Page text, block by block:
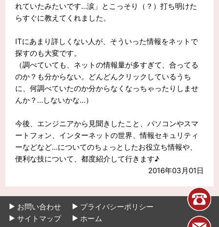
れていたみたいです…涙」とこっそり（？）打ち明けた
らすぐに教えてくれました。
ITにあまり詳しくない人が、そういった情報をネットで
探すのも大変です。
（調べていても、ネットの情報量が多すぎて、合ってる
のか？も分からない。どんどんクリックしているうち
に、何調べていたのか分からなくなっちゃったりしませ
んか？…しないかな…）
今後、エンジニアから見聞きしたこと、パソコンやスマ
ートフォン、インターネットの世界、情報セキュリティ
ーなどなど…についてのちょっとしたお役立ち情報や、
便利な技について、都度紹介して行きます♪
2016年03月01日
お問い合わせ
プライバシーポリシー
サイトマップ
ホーム